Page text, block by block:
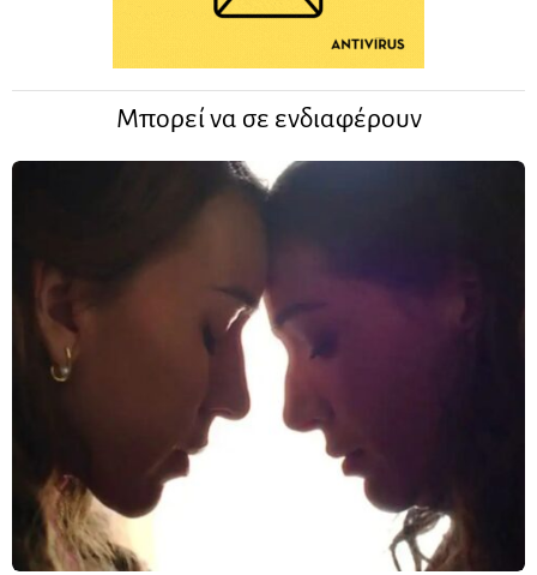
Μπορεί να σε ενδιαφέρουν